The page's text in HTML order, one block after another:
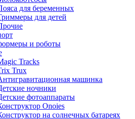
для беременных
для детей
и роботы
Tracks
Trux
машинка
ночники
фотоаппараты
Onoies
на солнечных батареях